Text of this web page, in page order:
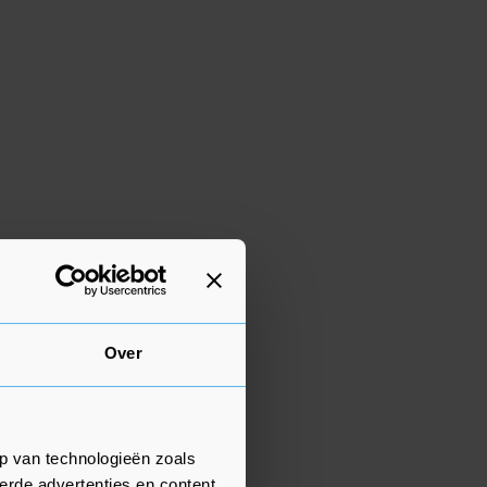
Over
van technologieën zoals